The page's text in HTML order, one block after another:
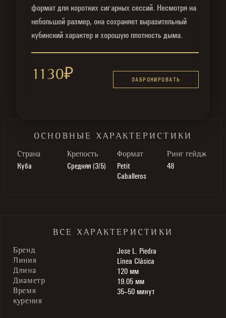
формат для коротких сигарных сессий. Несмотря на
небольшой размер, она сохраняет выразительный
кубинский характер и хорошую плотность дыма.
1130₽ ЗАБРОНИРОВАТЬ
ОСНОВНЫЕ ХАРАКТЕРИСТИКИ
Cтрана
Куба
Крепость
Средняя (3/5)
Формат
Petit
Caballeros
Ринг гейдж
48
ВСЕ ХАРАКТЕРИСТИКИ
Бренд Jose L. Piedra
Линия Línea Clásica
Длина 120 мм
Диаметр 19.05 мм
Время
курения
35–50 минут